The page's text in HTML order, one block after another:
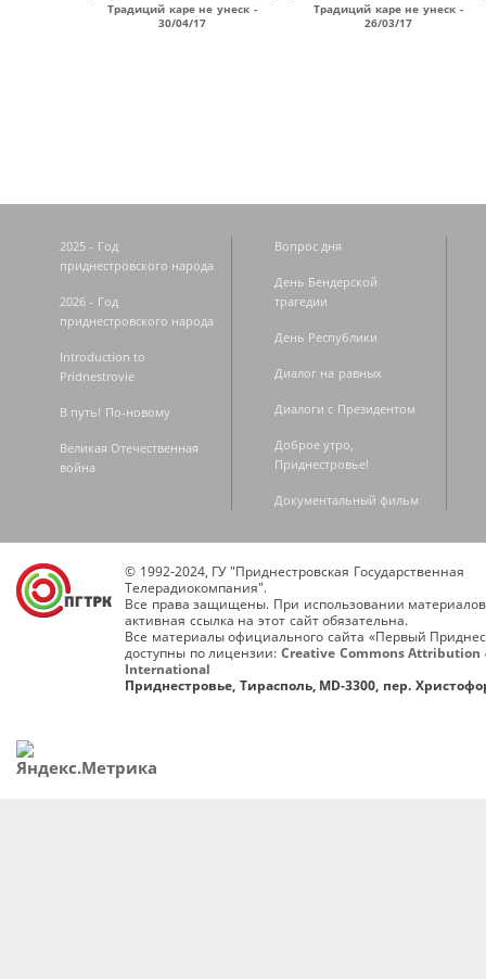
Традиций каре не унеск -
30/04/17
Традиций каре не унеск -
26/03/17
2025 - Год
приднестровского народа
2026 - Год
приднестровского народа
Introduction to
Pridnestrovie
В путь! По-новому
Великая Отечественная
война
Вопрос дня
День Бендерской
трагедии
День Республики
Диалог на равных
Диалоги с Президентом
Доброе утро,
Приднестровье!
Документальный фильм
© 1992-2024, ГУ "Приднестровская Государственная
Телерадиокомпания".
Все права защищены. При использовании
активная ссылка на этот сайт обязательна.
Все материалы официального сайта «Первый
доступны по лицензии: Creative Commons Attribution
International
Приднестровье, Тирасполь, MD-3300, пер.